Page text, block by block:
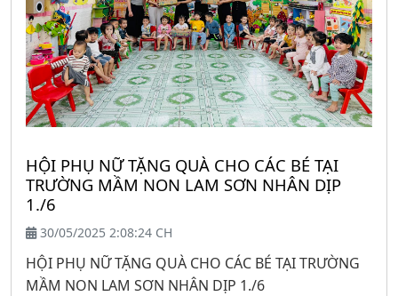
HỘI PHỤ NỮ TẶNG QUÀ CHO CÁC BÉ TẠI
TRƯỜNG MẦM NON LAM SƠN NHÂN DỊP
1./6
30/05/2025 2:08:24 CH
HỘI PHỤ NỮ TẶNG QUÀ CHO CÁC BÉ TẠI TRƯỜNG
MẦM NON LAM SƠN NHÂN DỊP 1./6